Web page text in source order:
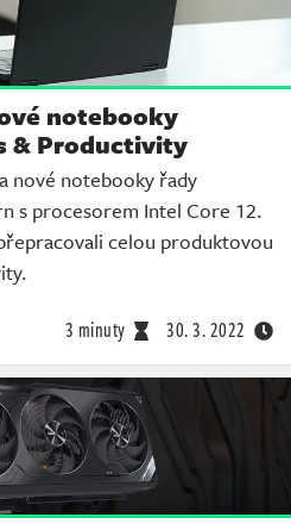
notebooky
& Productivity
nové notebooky řady
s procesorem Intel Core 12.
celou produktovou
3 minuty 30. 3. 2022